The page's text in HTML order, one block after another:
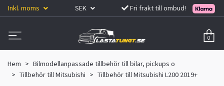
Inkl. moms SEK Fri frakt till ombud!
0
Hem
Bilmodellanpassade tillbehör till bilar, pickups o
Tillbehör till Mitsubishi
Tillbehör till Mitsubishi L200 2019+